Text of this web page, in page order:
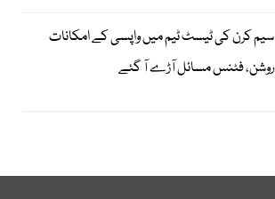
سیم کرن کی ٹیسٹ ٹیم میں واپسی کے امکانات
روشن، فٹنس مسائل آڑے آ گئے